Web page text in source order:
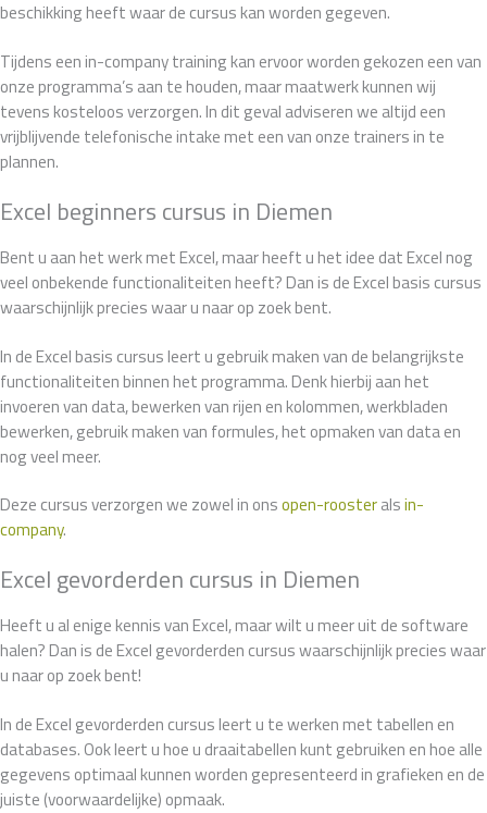
beschikking heeft waar de cursus kan worden gegeven.
Tijdens een in-company training kan ervoor worden gekozen een van
onze programma’s aan te houden, maar maatwerk kunnen wij
tevens kosteloos verzorgen. In dit geval adviseren we altijd een
vrijblijvende telefonische intake met een van onze trainers in te
plannen.
Excel beginners cursus in Diemen
Bent u aan het werk met Excel, maar heeft u het idee dat Excel nog
veel onbekende functionaliteiten heeft? Dan is de Excel basis cursus
waarschijnlijk precies waar u naar op zoek bent.
In de Excel basis cursus leert u gebruik maken van de belangrijkste
functionaliteiten binnen het programma. Denk hierbij aan het
invoeren van data, bewerken van rijen en kolommen, werkbladen
bewerken, gebruik maken van formules, het opmaken van data en
nog veel meer.
Deze cursus verzorgen we zowel in onsopen-roosteralsin-
company.
Excel gevorderden cursus in Diemen
Heeft u al enige kennis van Excel, maar wilt u meer uit de software
halen? Dan is de Excel gevorderden cursus waarschijnlijk precies waar
u naar op zoek bent!
In de Excel gevorderden cursus leert u te werken met tabellen en
databases. Ook leert u hoe u draaitabellen kunt gebruiken en hoe alle
gegevens optimaal kunnen worden gepresenteerd in grafieken en de
juiste (voorwaardelijke) opmaak.